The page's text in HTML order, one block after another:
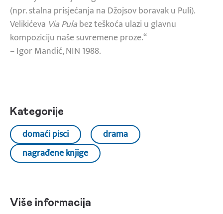
(npr. stalna prisjećanja na Džojsov boravak u Puli).
Velikićeva Via Pulabez teškoća ulazi u glavnu
kompoziciju naše suvremene proze.“
– Igor Mandić, NIN 1988.
Kategorije
domaći pisci
drama
nagrađene knjige
Više informacija